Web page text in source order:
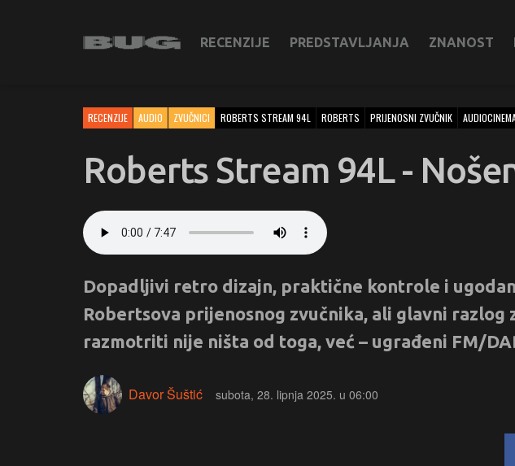
RECENZIJE PREDSTAVLJANJA ZNANOST
RECENZIJE AUDIO ZVUČNICI ROBERTS STREAM 94L ROBERTS PRIJENOSNI ZVUČNIK
Roberts Stream 94L -
Dopadljivi retro dizajn, praktične kontrole i
Robertsova prijenosnog zvučnika, ali glavni razlog
razmotriti nije ništa od toga, već – ugrađeni FM/
Davor Šuštić subota, 28. lipnja 2025. u 06:00